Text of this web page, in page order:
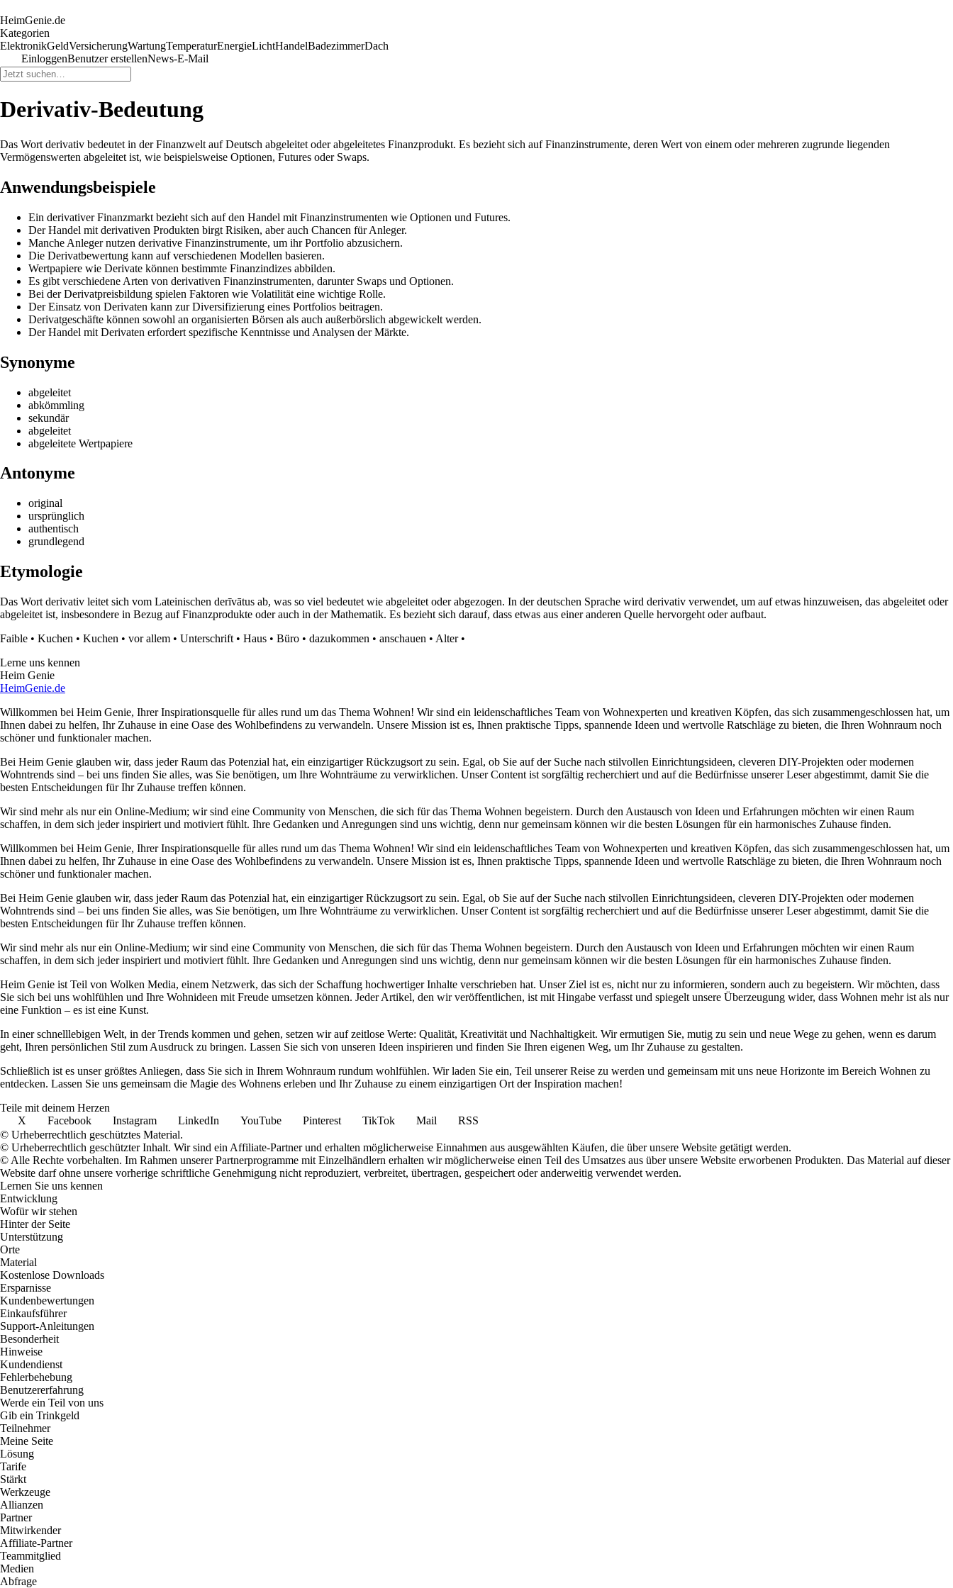
HeimGenie.de
Kategorien
ElektronikGeldVersicherungWartungTemperaturEnergieLichtHandelBadezimmerDach
EinloggenBenutzer erstellenNews-E-Mail
Derivativ-Bedeutung
Das Wort derivativ bedeutet in der Finanzwelt auf Deutsch abgeleitet oder abgeleitetes Finanzprodukt. Es bezieht sich auf Finanzinstrumente, deren Wert von einem oder mehreren zugrunde liegenden
Vermögenswerten abgeleitet ist, wie beispielsweise Optionen, Futures oder Swaps.
Anwendungsbeispiele
Ein derivativer Finanzmarkt bezieht sich auf den Handel mit Finanzinstrumenten wie Optionen und Futures.
Der Handel mit derivativen Produkten birgt Risiken, aber auch Chancen für Anleger.
Manche Anleger nutzen derivative Finanzinstrumente, um ihr Portfolio abzusichern.
Die Derivatbewertung kann auf verschiedenen Modellen basieren.
Wertpapiere wie Derivate können bestimmte Finanzindizes abbilden.
Es gibt verschiedene Arten von derivativen Finanzinstrumenten, darunter Swaps und Optionen.
Bei der Derivatpreisbildung spielen Faktoren wie Volatilität eine wichtige Rolle.
Der Einsatz von Derivaten kann zur Diversifizierung eines Portfolios beitragen.
Derivatgeschäfte können sowohl an organisierten Börsen als auch außerbörslich abgewickelt werden.
Der Handel mit Derivaten erfordert spezifische Kenntnisse und Analysen der Märkte.
Synonyme
abgeleitet
abkömmling
sekundär
abgeleitet
abgeleitete Wertpapiere
Antonyme
original
ursprünglich
authentisch
grundlegend
Etymologie
Das Wort derivativ leitet sich vom Lateinischen derīvātus ab, was so viel bedeutet wie abgeleitet oder abgezogen. In der deutschen Sprache wird derivativ verwendet, um auf etwas hinzuweisen, das abgeleitet oder
abgeleitet ist, insbesondere in Bezug auf Finanzprodukte oder auch in der Mathematik. Es bezieht sich darauf, dass etwas aus einer anderen Quelle hervorgeht oder aufbaut.
Faible • Kuchen • Kuchen • vor allem • Unterschrift • Haus • Büro • dazukommen • anschauen • Alter•
Lerne uns kennen
Heim Genie
HeimGenie.de
Willkommen bei Heim Genie, Ihrer Inspirationsquelle für alles rund um das Thema Wohnen! Wir sind ein leidenschaftliches Team von Wohnexperten und kreativen Köpfen, das sich zusammengeschlossen hat, um
Ihnen dabei zu helfen, Ihr Zuhause in eine Oase des Wohlbefindens zu verwandeln. Unsere Mission ist es, Ihnen praktische Tipps, spannende Ideen und wertvolle Ratschläge zu bieten, die Ihren Wohnraum noch
schöner und funktionaler machen.
Bei Heim Genie glauben wir, dass jeder Raum das Potenzial hat, ein einzigartiger Rückzugsort zu sein. Egal, ob Sie auf der Suche nach stilvollen Einrichtungsideen, cleveren DIY-Projekten oder modernen
Wohntrends sind – bei uns finden Sie alles, was Sie benötigen, um Ihre Wohnträume zu verwirklichen. Unser Content ist sorgfältig recherchiert und auf die Bedürfnisse unserer Leser abgestimmt, damit Sie die
besten Entscheidungen für Ihr Zuhause treffen können.
Wir sind mehr als nur ein Online-Medium; wir sind eine Community von Menschen, die sich für das Thema Wohnen begeistern. Durch den Austausch von Ideen und Erfahrungen möchten wir einen Raum
schaffen, in dem sich jeder inspiriert und motiviert fühlt. Ihre Gedanken und Anregungen sind uns wichtig, denn nur gemeinsam können wir die besten Lösungen für ein harmonisches Zuhause finden.
Willkommen bei Heim Genie, Ihrer Inspirationsquelle für alles rund um das Thema Wohnen! Wir sind ein leidenschaftliches Team von Wohnexperten und kreativen Köpfen, das sich zusammengeschlossen hat, um
Ihnen dabei zu helfen, Ihr Zuhause in eine Oase des Wohlbefindens zu verwandeln. Unsere Mission ist es, Ihnen praktische Tipps, spannende Ideen und wertvolle Ratschläge zu bieten, die Ihren Wohnraum noch
schöner und funktionaler machen.
Bei Heim Genie glauben wir, dass jeder Raum das Potenzial hat, ein einzigartiger Rückzugsort zu sein. Egal, ob Sie auf der Suche nach stilvollen Einrichtungsideen, cleveren DIY-Projekten oder modernen
Wohntrends sind – bei uns finden Sie alles, was Sie benötigen, um Ihre Wohnträume zu verwirklichen. Unser Content ist sorgfältig recherchiert und auf die Bedürfnisse unserer Leser abgestimmt, damit Sie die
besten Entscheidungen für Ihr Zuhause treffen können.
Wir sind mehr als nur ein Online-Medium; wir sind eine Community von Menschen, die sich für das Thema Wohnen begeistern. Durch den Austausch von Ideen und Erfahrungen möchten wir einen Raum
schaffen, in dem sich jeder inspiriert und motiviert fühlt. Ihre Gedanken und Anregungen sind uns wichtig, denn nur gemeinsam können wir die besten Lösungen für ein harmonisches Zuhause finden.
Heim Genie ist Teil von Wolken Media, einem Netzwerk, das sich der Schaffung hochwertiger Inhalte verschrieben hat. Unser Ziel ist es, nicht nur zu informieren, sondern auch zu begeistern. Wir möchten, dass
Sie sich bei uns wohlfühlen und Ihre Wohnideen mit Freude umsetzen können. Jeder Artikel, den wir veröffentlichen, ist mit Hingabe verfasst und spiegelt unsere Überzeugung wider, dass Wohnen mehr ist als nur
eine Funktion – es ist eine Kunst.
In einer schnelllebigen Welt, in der Trends kommen und gehen, setzen wir auf zeitlose Werte: Qualität, Kreativität und Nachhaltigkeit. Wir ermutigen Sie, mutig zu sein und neue Wege zu gehen, wenn es darum
geht, Ihren persönlichen Stil zum Ausdruck zu bringen. Lassen Sie sich von unseren Ideen inspirieren und finden Sie Ihren eigenen Weg, um Ihr Zuhause zu gestalten.
Schließlich ist es unser größtes Anliegen, dass Sie sich in Ihrem Wohnraum rundum wohlfühlen. Wir laden Sie ein, Teil unserer Reise zu werden und gemeinsam mit uns neue Horizonte im Bereich Wohnen zu
entdecken. Lassen Sie uns gemeinsam die Magie des Wohnens erleben und Ihr Zuhause zu einem einzigartigen Ort der Inspiration machen!
Teile mit deinem Herzen
X
Facebook Instagram LinkedIn YouTube Pinterest TikTok Mail
RSS
© Urheberrechtlich geschütztes Material.
© Urheberrechtlich geschützter Inhalt. Wir sind ein Affiliate-Partner und erhalten möglicherweise Einnahmen aus ausgewählten Käufen, die über unsere Website getätigt werden.
© Alle Rechte vorbehalten. Im Rahmen unserer Partnerprogramme mit Einzelhändlern erhalten wir möglicherweise einen Teil des Umsatzes aus über unsere Website erworbenen Produkten. Das Material auf dieser
Website darf ohne unsere vorherige schriftliche Genehmigung nicht reproduziert, verbreitet, übertragen, gespeichert oder anderweitig verwendet werden.
Lernen Sie uns kennen
Entwicklung
Wofür wir stehen
Hinter der Seite
Unterstützung
Orte
Material
Kostenlose Downloads
Ersparnisse
Kundenbewertungen
Einkaufsführer
Support-Anleitungen
Besonderheit
Hinweise
Kundendienst
Fehlerbehebung
Benutzererfahrung
Werde ein Teil von uns
Gib ein Trinkgeld
Teilnehmer
Meine Seite
Lösung
Tarife
Stärkt
Werkzeuge
Allianzen
Partner
Mitwirkender
Affiliate-Partner
Teammitglied
Medien
Abfrage